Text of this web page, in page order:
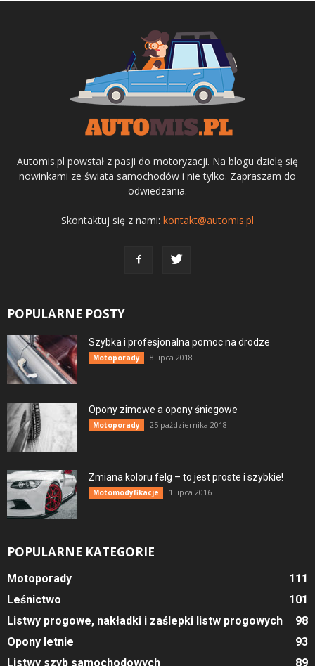
Automis.pl powstał z pasji do motoryzacji. Na blogu dzielę się
nowinkami ze świata samochodów i nie tylko. Zapraszam do
odwiedzania.
Skontaktuj się z nami: kontakt@automis.pl
POPULARNE POSTY
Szybka i profesjonalna pomoc na drodze
Motoporady 8 lipca 2018
Opony zimowe a opony śniegowe
Motoporady 25 października 2018
Zmiana koloru felg – to jest proste i szybkie!
Motomodyfikacje 1 lipca 2016
POPULARNE KATEGORIE
Motoporady
111
Leśnictwo
101
Listwy progowe, nakładki i zaślepki listw progowych
98
Opony letnie
93
Listwy szyb samochodowych
89